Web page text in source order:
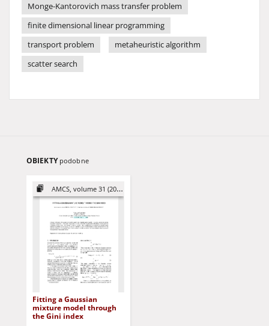
Monge-Kantorovich mass transfer problem
finite dimensional linear programming
transport problem
metaheuristic algorithm
scatter search
OBIEKTY podobne
AMCS, volume 31 (2021)
Fitting a Gaussian
mixture model through
the Gini index